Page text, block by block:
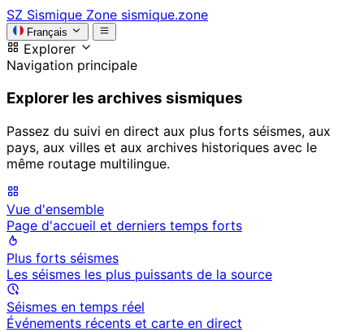
SZ Sismique Zone sismique.zone
Français
Explorer
Navigation principale
Explorer les archives sismiques
Passez du suivi en direct aux plus forts séismes, aux
pays, aux villes et aux archives historiques avec le
même routage multilingue.
Vue d'ensemble
Page d'accueil et derniers temps forts
Plus forts séismes
Les séismes les plus puissants de la source
Séismes en temps réel
Événements récents et carte en direct